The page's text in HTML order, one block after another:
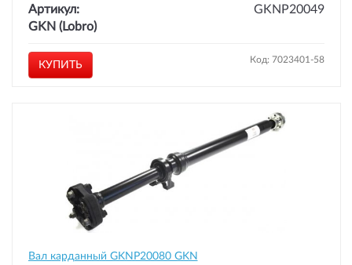
Артикул:
GKNP20049
GKN (Lobro)
КУПИТЬ Код: 7023401-58
Вал карданный GKNP20080 GKN